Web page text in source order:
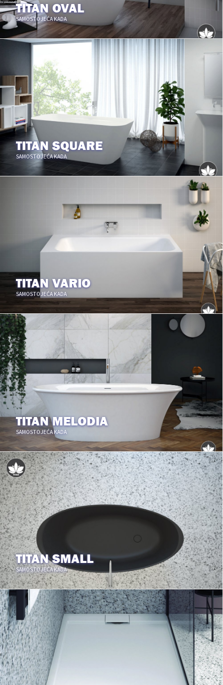
TITAN OVAL
SAMOSTOJEĆA KADA
TITAN SQUARE
SAMOSTOJEĆA KADA
TITAN VARIO
SAMOSTOJEĆA KADA
TITAN MELODIA
SAMOSTOJEĆA KADA
TITAN SMALL
SAMOSTOJEĆA KADA